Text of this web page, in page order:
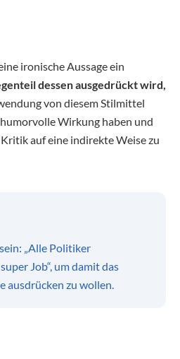
ironische Aussage ein
dessen ausgedrückt wird,
von diesem Stilmittel
Wirkung haben und
auf eine indirekte Weise zu
„Alle Politiker
Job“, um damit das
ausdrücken zu wollen.